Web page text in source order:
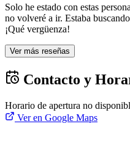
Solo he estado con estas
no volveré a ir. Estaba
¡Qué vergüenza!
Ver más reseñas
Contacto y
Horario de apertura no
Ver en Google Maps